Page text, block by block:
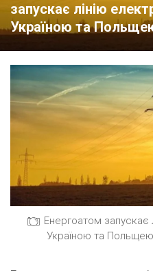
запускає лінію
Україною та
Енергоатом запускає
Україною та